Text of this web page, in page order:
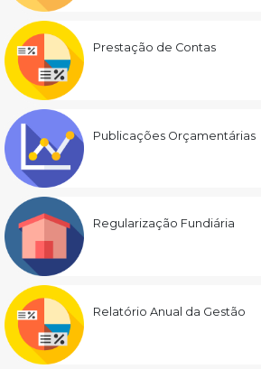
Prestação de Contas
Publicações Orçamentárias
Regularização Fundiária
Relatório Anual da Gestão